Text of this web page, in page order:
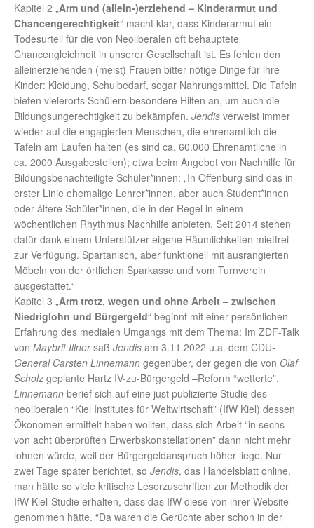
Kapitel 2 „Arm und (allein-)erziehend – Kinderarmut und
Chancengerechtigkeit“ macht klar, dass Kinderarmut ein
Todesurteil für die von Neoliberalen oft behauptete
Chancengleichheit in unserer Gesellschaft ist. Es fehlen den
alleinerziehenden (meist) Frauen bitter nötige Dinge für ihre
Kinder: Kleidung, Schulbedarf, sogar Nahrungsmittel. Die Tafeln
bieten vielerorts Schülern besondere Hilfen an, um auch die
Bildungsungerechtigkeit zu bekämpfen. Jendis verweist immer
wieder auf die engagierten Menschen, die ehrenamtlich die
Tafeln am Laufen halten (es sind ca. 60.000 Ehrenamtliche in
ca. 2000 Ausgabestellen); etwa beim Angebot von Nachhilfe für
Bildungsbenachteiligte Schüler*innen: „In Offenburg sind das in
erster Linie ehemalige Lehrer*innen, aber auch Student*innen
oder ältere Schüler*innen, die in der Regel in einem
wöchentlichen Rhythmus Nachhilfe anbieten. Seit 2014 stehen
dafür dank einem Unterstützer eigene Räumlichkeiten mietfrei
zur Verfügung. Spartanisch, aber funktionell mit ausrangierten
Möbeln von der örtlichen Sparkasse und vom Turnverein
ausgestattet.“
Kapitel 3 „Arm trotz, wegen und ohne Arbeit – zwischen
Niedriglohn und Bürgergeld“ beginnt mit einer persönlichen
Erfahrung des medialen Umgangs mit dem Thema: Im ZDF-Talk
von Maybrit Illnersaß Jendis am 3.11.2022 u.a. dem CDU-
General Carsten Linnemann gegenüber, der gegen die von Olaf
Scholz geplante Hartz IV-zu-Bürgergeld –Reform “wetterte”.
Linnemann berief sich auf eine just publizierte Studie des
neoliberalen “Kiel Institutes für Weltwirtschaft” (IfW Kiel) dessen
Ökonomen ermittelt haben wollten, dass sich Arbeit “in sechs
von acht überprüften Erwerbskonstellationen” dann nicht mehr
lohnen würde, weil der Bürgergeldanspruch höher liege. Nur
zwei Tage später berichtet, so Jendis, das Handelsblatt online,
man hätte so viele kritische Leserzuschriften zur Methodik der
IfW Kiel-Studie erhalten, dass das IfW diese von ihrer Website
genommen hätte. “Da waren die Gerüchte aber schon in der